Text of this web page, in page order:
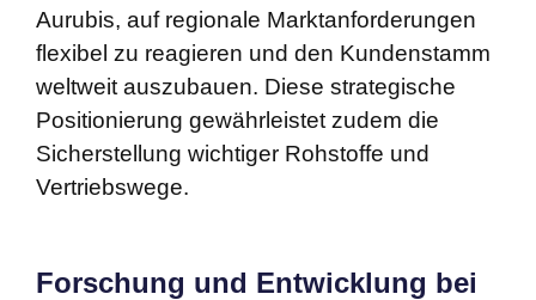
Aurubis, auf regionale Marktanforderungen
flexibel zu reagieren und den Kundenstamm
weltweit auszubauen. Diese strategische
Positionierung gewährleistet zudem die
Sicherstellung wichtiger Rohstoffe und
Vertriebswege.
Forschung und Entwicklung bei